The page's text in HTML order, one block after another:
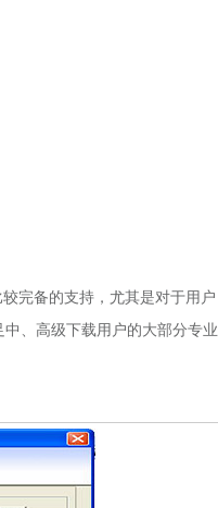
完备的支持，尤其是对于用户
、高级下载用户的大部分专业